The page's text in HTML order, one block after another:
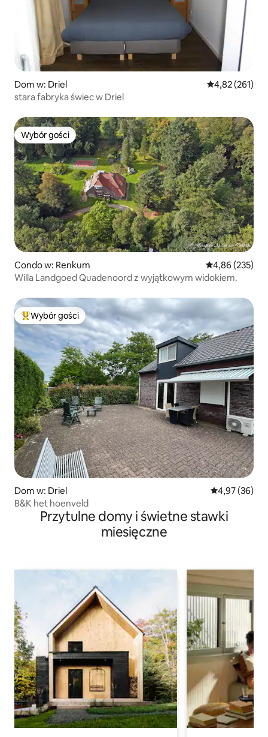
Dom w: Driel Średnia
4,82 (261)
stara fabryka świec w Driel
Wybór gości
Wybór gości
Condo w: Renkum Średnia
4,86 (235)
Willa Landgoed Quadenoord z wyjątkowym widokiem.
Najpopularniejsze z kategorii Wybór gości
Wybór gości
Dom w: Driel Średnia
4,97 (36)
B&K het hoenveld
Przytulne domy i świetne stawki
miesięczne